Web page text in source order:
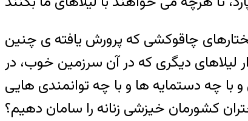
چاقوکشی که پرورش یافته ی چنین
دیگری که در آن سرزمین خوب، در
و با چه دستمایه ها و با چه توانمندی هایی
کشورمان خیزشی زنانه را سامان دهیم؟